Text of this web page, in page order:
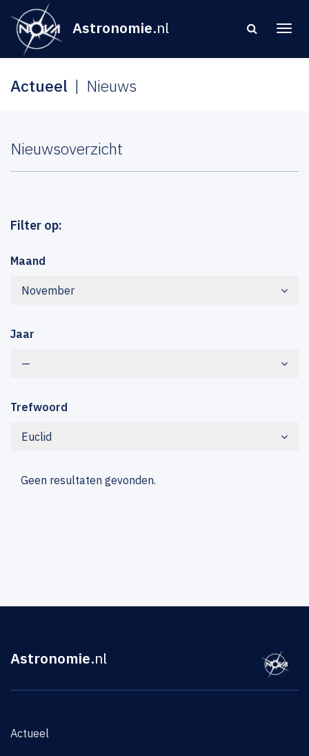
Astronomie.nl
Actueel Nieuws
Nieuwsoverzicht
Filter op:
Maand
November
Jaar
—
Trefwoord
Euclid
Geen resultaten gevonden.
Astronomie.nl
Actueel